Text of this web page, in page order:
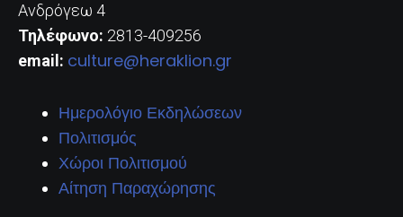
Ανδρόγεω 4
Τηλέφωνο: 2813-409256
email: culture@heraklion.gr
Ημερολόγιο Εκδηλώσεων
Πολιτισμός
Χώροι Πολιτισμού
Αίτηση Παραχώρησης